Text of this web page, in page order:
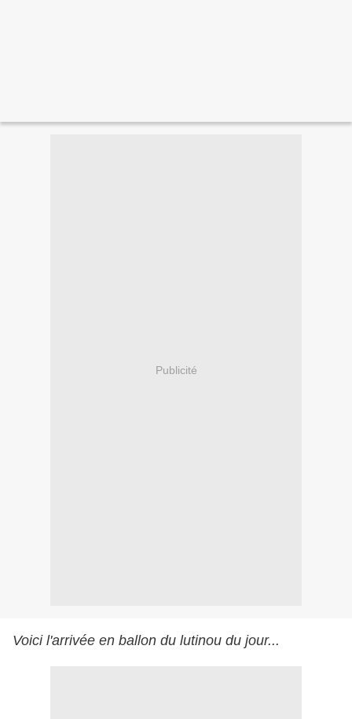
Publicité
Voici l'arrivée en ballon du lutinou du jour...